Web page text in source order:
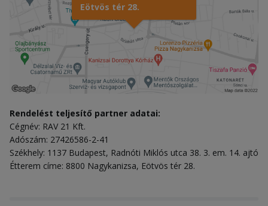
Eötvös tér 28.
Rendelést teljesítő partner adatai:
Cégnév: RAV 21 Kft.
Adószám: 27426586-2-41
Székhely: 1137 Budapest, Radnóti Miklós utca 38. 3. em. 14. ajtó
Étterem címe: 8800 Nagykanizsa, Eötvös tér 28.